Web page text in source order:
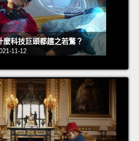
麼科技巨頭都趨之若鶩？
11-12